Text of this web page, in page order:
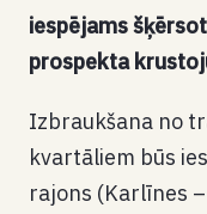
iespējams
prospekta
Izbraukšana no
kvartāliem būs
rajons (Karlīnes